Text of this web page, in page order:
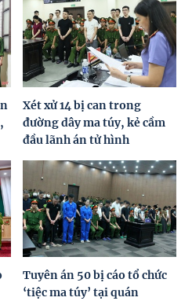
Xét xử 14 bị can trong
đường dây ma túy, kẻ cầm
đầu lãnh án tử hình
Tuyên án 50 bị cáo tổ chức
‘tiệc ma túy’ tại quán